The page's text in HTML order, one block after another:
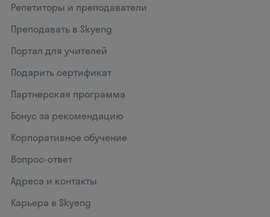
Репетиторы и преподаватели
Преподавать в Skyeng
Портал для учителей
Подарить сертификат
Партнерская программа
Бонус за рекомендацию
Корпоративное обучение
Вопрос-ответ
Адреса и контакты
Карьера в Skyeng